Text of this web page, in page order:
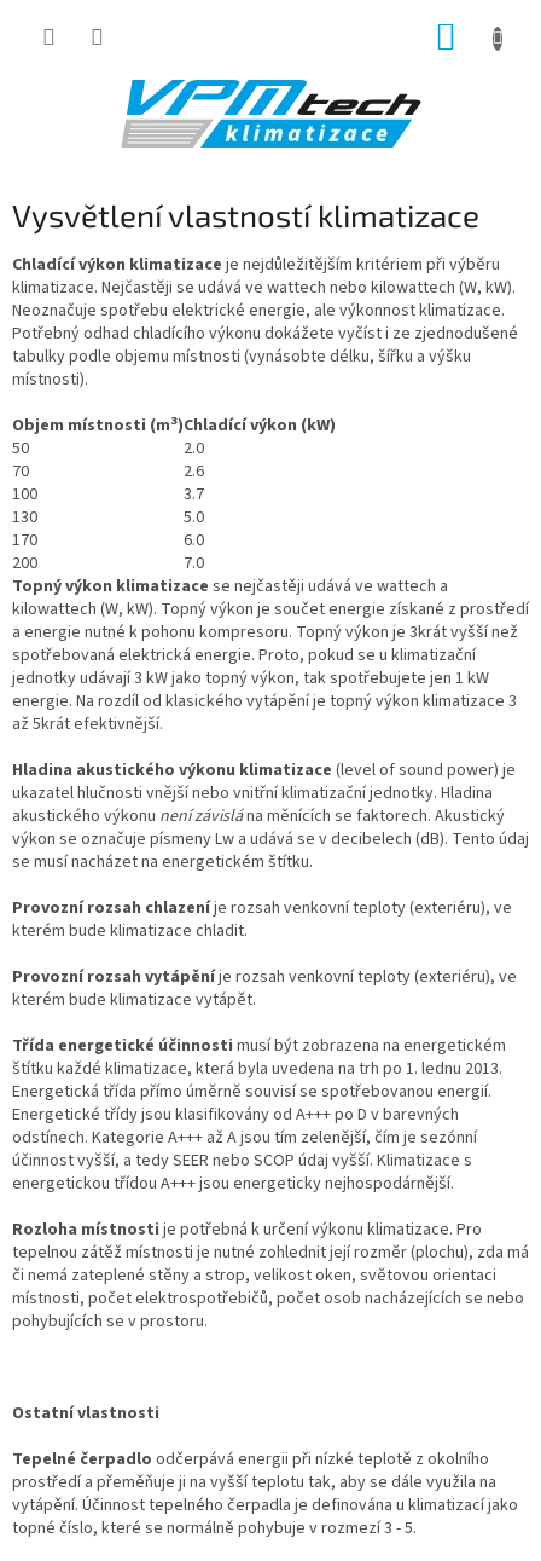
Vysvětlení vlastností klimatizace
Chladící výkon klimatizace je nejdůležitějším kritériem při výběru
klimatizace. Nejčastěji se udává ve wattech nebo kilowattech (W, kW).
Neoznačuje spotřebu elektrické energie, ale výkonnost klimatizace.
Potřebný odhad chladícího výkonu dokážete vyčíst i ze zjednodušené
tabulky podle objemu místnosti (vynásobte délku, šířku a výšku
místnosti).
Objem místnosti (m3)Chladící výkon (kW)
50
2.0
70
2.6
100
3.7
130
5.0
170
6.0
200
7.0
Topný výkon klimatizace se nejčastěji udává ve wattech a
kilowattech (W, kW). Topný výkon je součet energie získané z prostředí
a energie nutné k pohonu kompresoru. Topný výkon je 3krát vyšší než
spotřebovaná elektrická energie. Proto, pokud se u klimatizační
jednotky udávají 3 kW jako topný výkon, tak spotřebujete jen 1 kW
energie. Na rozdíl od klasického vytápění je topný výkon klimatizace 3
až 5krát efektivnější.
Hladina akustického výkonu klimatizace (level of sound power) je
ukazatel hlučnosti vnější nebo vnitřní klimatizační jednotky. Hladina
akustického výkonu není závislána měnících se faktorech. Akustický
výkon se označuje písmeny Lw a udává se v decibelech (dB). Tento údaj
se musí nacházet na energetickém štítku.
Provozní rozsah chlazeníje rozsah venkovní teploty (exteriéru), ve
kterém bude klimatizace chladit.
Provozní rozsah vytápěníje rozsah venkovní teploty (exteriéru), ve
kterém bude klimatizace vytápět.
Třída energetické účinnosti musí být zobrazena na energetickém
štítku každé klimatizace, která byla uvedena na trh po 1. lednu 2013.
Energetická třída přímo úměrně souvisí se spotřebovanou energií.
Energetické třídy jsou klasifikovány od A+++ po D v barevných
odstínech. Kategorie A+++ až A jsou tím zelenější, čím je sezónní
účinnost vyšší, a tedy SEER nebo SCOP údaj vyšší. Klimatizace s
energetickou třídou A+++ jsou energeticky nejhospodárnější.
Rozloha místnosti je potřebná k určení výkonu klimatizace. Pro
tepelnou zátěž místnosti je nutné zohlednit její rozměr (plochu), zda má
či nemá zateplené stěny a strop, velikost oken, světovou orientaci
místnosti, počet elektrospotřebičů, počet osob nacházejících se nebo
pohybujících se v prostoru.
Ostatní vlastnosti
Tepelné čerpadlo odčerpává energii při nízké teplotě z okolního
prostředí a přeměňuje ji na vyšší teplotu tak, aby se dále využila na
vytápění. Účinnost tepelného čerpadla je definována u klimatizací jako
topné číslo, které se normálně pohybuje v rozmezí 3 - 5.